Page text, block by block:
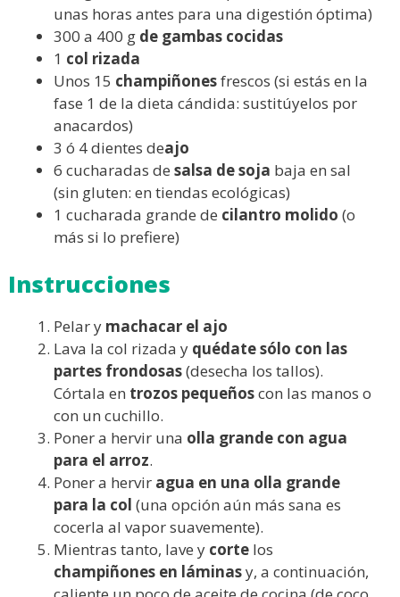
unas horas antes para una digestión óptima)
300 a 400 g de gambas cocidas
1 col rizada
Unos 15 champiñonesfrescos (si estás en la
fase 1 de la dieta cándida: sustitúyelos por
anacardos)
3 ó 4 dientes deajo
6 cucharadas de salsa de soja baja en sal
(sin gluten: en tiendas ecológicas)
1 cucharada grande de cilantro molido (o
más si lo prefiere)
Instrucciones
Pelar y machacar el ajo
Lava la col rizada y quédate sólo con las
partes frondosas(desecha los tallos).
Córtala en trozos pequeñoscon las manos o
con un cuchillo.
Poner a hervir una olla grande con agua
para el arroz.
Poner a hervir agua en una olla grande
para la col (una opción aún más sana es
cocerla al vapor suavemente).
Mientras tanto, lave y corte los
champiñones en láminasy, a continuación,